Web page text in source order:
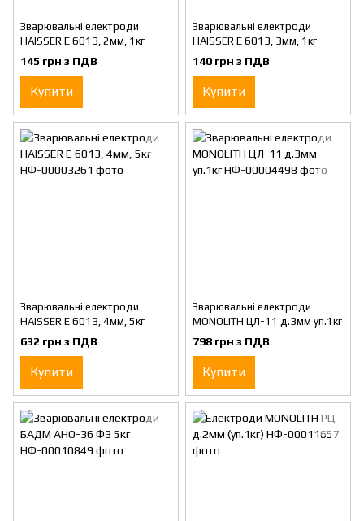
Зварювальні електроди
HAISSER E 6013, 2мм, 1кг
145 грн з ПДВ
Купити
Зварювальні електроди
HAISSER E 6013, 3мм, 1кг
140 грн з ПДВ
Купити
Зварювальні електроди
HAISSER E 6013, 4мм, 5кг
632 грн з ПДВ
Купити
Зварювальні електроди
MONOLITH ЦЛ-11 д.3мм уп.1кг
798 грн з ПДВ
Купити